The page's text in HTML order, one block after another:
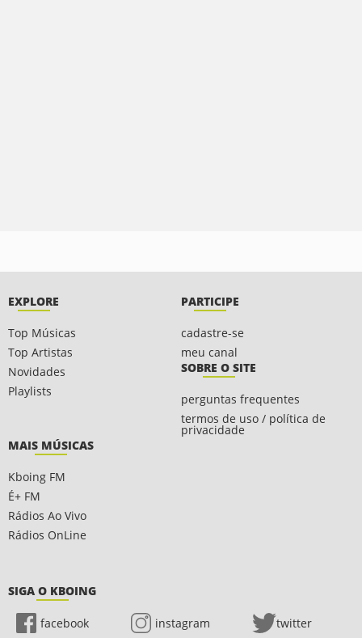
EXPLORE
Top Músicas
Top Artistas
Novidades
Playlists
PARTICIPE
cadastre-se
meu canal
SOBRE O SITE
perguntas frequentes
termos de uso / política de
privacidade
MAIS MÚSICAS
Kboing FM
É+ FM
Rádios Ao Vivo
Rádios OnLine
SIGA O KBOING
facebook instagram twitter